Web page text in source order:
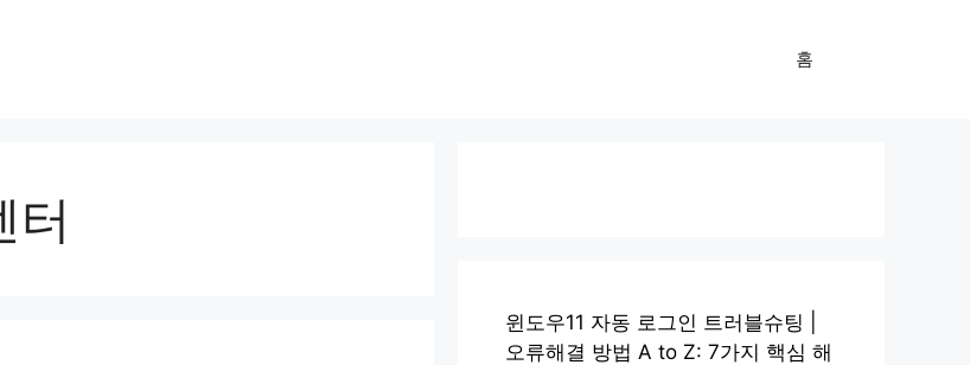
홈
터
윈도우11 자동 로그인 트러블슈팅 |
오류해결 방법 A to Z: 7가지 핵심 해